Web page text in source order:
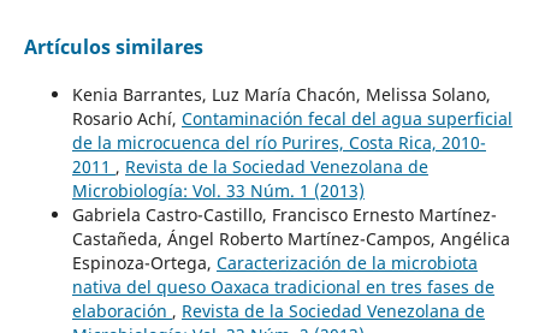
Artículos similares
Kenia Barrantes, Luz María Chacón, Melissa Solano,
Rosario Achí, Contaminación fecal del agua superficial
de la microcuenca del río Purires, Costa Rica, 2010-
2011 , Revista de la Sociedad Venezolana de
Microbiología: Vol. 33 Núm. 1 (2013)
Gabriela Castro-Castillo, Francisco Ernesto Martínez-
Castañeda, Ángel Roberto Martínez-Campos, Angélica
Espinoza-Ortega, Caracterización de la microbiota
nativa del queso Oaxaca tradicional en tres fases de
elaboración , Revista de la Sociedad Venezolana de